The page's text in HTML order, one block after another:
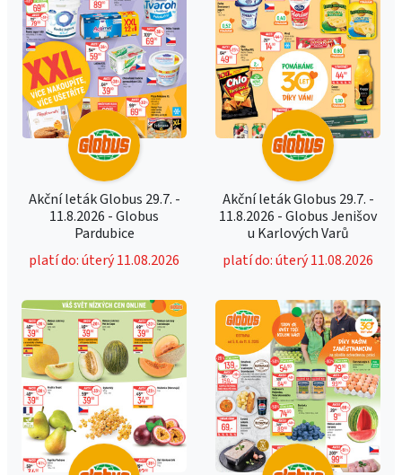
Akční leták Globus 29.7. -
11.8.2026 - Globus
Pardubice
platí do: úterý 11.08.2026
Akční leták Globus 29.7. -
11.8.2026 - Globus Jenišov
u Karlových Varů
platí do: úterý 11.08.2026